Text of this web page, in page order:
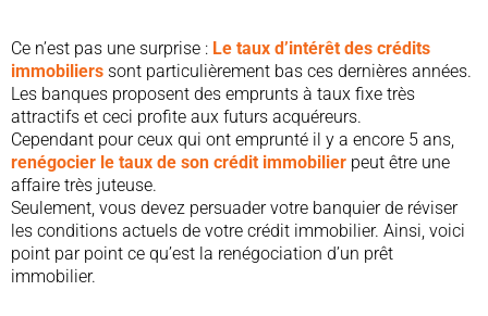
Ce n’est pas une surprise : Le taux d’intérêt des crédits
immobiliers sont particulièrement bas ces dernières années.
Les banques proposent des emprunts à taux fixe très
attractifs et ceci profite aux futurs acquéreurs.
Cependant pour ceux qui ont emprunté il y a encore 5 ans,
renégocier le taux de son crédit immobilier peut être une
affaire très juteuse.
Seulement, vous devez persuader votre banquier de réviser
les conditions actuels de votre crédit immobilier. Ainsi, voici
point par point ce qu’est la renégociation d’un prêt
immobilier.